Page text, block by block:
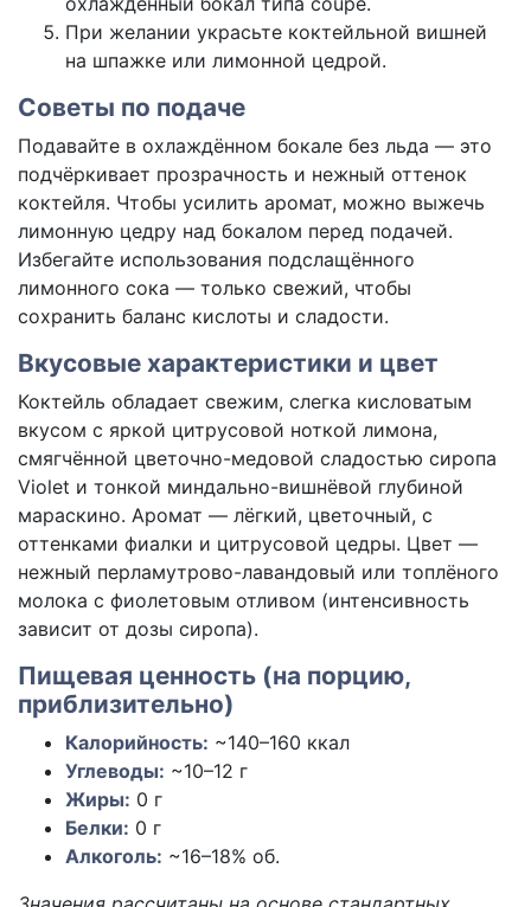
При желании украсьте коктейльной вишней
на шпажке или лимонной цедрой.
Советы по подаче
Подавайте в охлаждённом бокале без льда — это
подчёркивает прозрачность и нежный оттенок
коктейля. Чтобы усилить аромат, можно выжечь
лимонную цедру над бокалом перед подачей.
Избегайте использования подслащённого
лимонного сока — только свежий, чтобы
сохранить баланс кислоты и сладости.
Вкусовые характеристики и цвет
Коктейль обладает свежим, слегка кисловатым
вкусом с яркой цитрусовой ноткой лимона,
смягчённой цветочно-медовой сладостью сиропа
Violet и тонкой миндально-вишнёвой глубиной
мараскино. Аромат — лёгкий, цветочный, с
оттенками фиалки и цитрусовой цедры. Цвет —
нежный перламутрово-лавандовый или топлёного
молока с фиолетовым отливом (интенсивность
зависит от дозы сиропа).
Пищевая ценность (на порцию,
приблизительно)
Калорийность: ~140–160 ккал
Углеводы: ~10–12 г
Жиры: 0 г
Белки: 0 г
Алкоголь: ~16–18% об.